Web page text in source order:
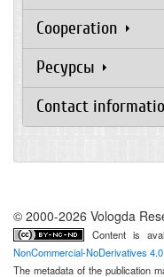
Cooperation
Ресурсы
Contact
© 2000-2026 Vologda
Content is
NonCommercial-NoDerivatives
The metadata of the publication